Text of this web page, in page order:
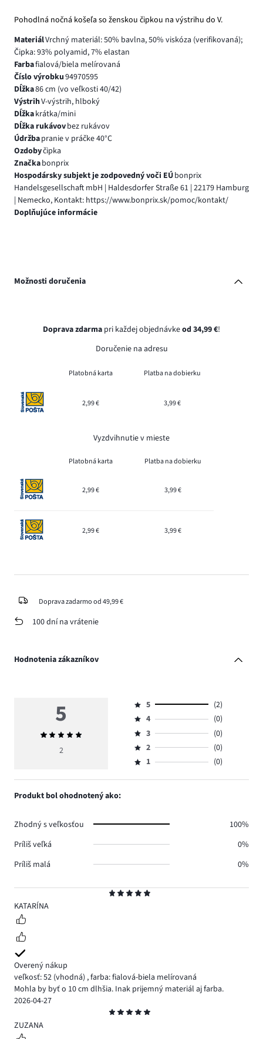
Pohodlná nočná košeľa so ženskou čipkou na výstrihu do V.
MateriálVrchný materiál: 50% bavlna, 50% viskóza (verifikovaná);
Čipka: 93% polyamid, 7% elastan
Farbafialová/biela melírovaná
Číslo výrobku94970595
Dĺžka86 cm (vo veľkosti 40/42)
VýstrihV-výstrih, hlboký
Dĺžkakrátka/mini
Dĺžka rukávovbez rukávov
Údržbapranie v práčke 40°C
Ozdobyčipka
Značkabonprix
Hospodársky subjekt je zodpovedný voči EÚbonprix
Handelsgesellschaft mbH | Haldesdorfer Straße 61 | 22179 Hamburg
| Nemecko, Kontakt: https://www.bonprix.sk/pomoc/kontakt/
Doplňujúce informácie
Možnosti doručenia
Doprava zdarma pri každej objednávkeod 34,99 €!
Doručenie na adresu
Platobná karta Platba na dobierku
2,99 € 3,99 €
Vyzdvihnutie v mieste
Platobná karta Platba na dobierku
2,99 € 3,99 €
2,99 € 3,99 €
Doprava zadarmo od 49,99 €
100 dní na vrátenie
Hodnotenia zákazníkov
5
KATARÍNA
Overený nákup
veľkosť: 52 (vhodná) ,farba: fialová-biela melírovaná
Mohla by byť o 10 cm dlhšia. Inak prijemný materiál aj farba.
2026-04-27
5
ZUZANA
5
Priemerné
hodnotenie
2
Hodnotenie
5,
počet
hlasov
2.
5
(2)
Hodnotenie
4,
počet
hlasov
4
(0)
Hodnotenie
3,
počet
3
(0)
Hodnotenie
2,
2
(0)
Hodnotenie
1,
1 (0)
Produkt bol ohodnotený ako:
Zhodný s veľkosťou
100%
Príliš veľká
0%
Príliš malá
0%